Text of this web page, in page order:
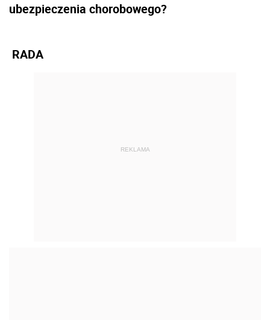
ubezpieczenia chorobowego?
RADA
REKLAMA